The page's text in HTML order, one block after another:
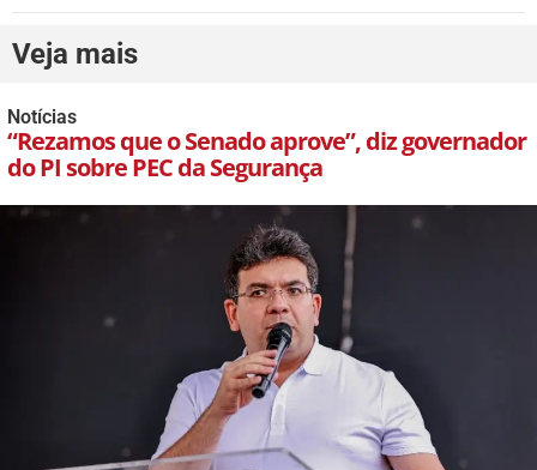
Veja mais
Notícias
“Rezamos que o Senado aprove”, diz governador
do PI sobre PEC da Segurança